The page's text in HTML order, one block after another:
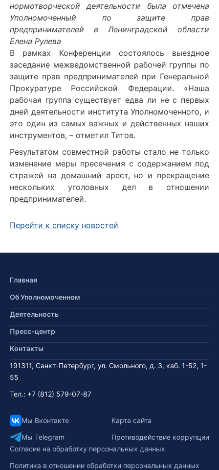
нормотворческой деятельности была отмечена
Уполномоченный по защите прав
предпринимателей в Ленинградской области
Елена Рулева
В рамках Конференции состоялось выездное
заседание межведомственной рабочей группы по
защите прав предпринимателей при Генеральной
Прокуратуре Российской Федерации. «Наша
рабочая группа существует едва ли не с первых
дней деятельности института Уполномоченного, и
это один из самых важных и действенных наших
инструментов, – отметил Титов.
Результатом совместной работы стало не только
изменение меры пресечения с содержанием под
стражей на домашний арест, но и прекращение
нескольких уголовных дел в отношении
предпринимателей.
Перейти к списку новостей
Главная
Об Уполномоченном
Деятельность
Пресс-центр
Контакты
191311, Санкт-Петербург, ул. Смольного, д. 3, каб. 1-52, 1-
55
Тел.: +7 (812) 579-07-87
Мы Вконтакте
Мы Telegram
Карта сайта
Противодействие коррупции
Согласие на обработку персональных данных
Политика в отношении обработки персональных данных